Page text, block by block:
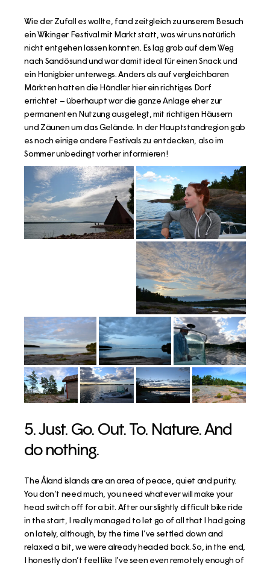
Wie der Zufall es wollte, fand zeitgleich zu unserem Besuch
ein Wikinger Festival mit Markt statt, was wir uns natürlich
nicht entgehen lassen konnten. Es lag grob auf dem Weg
nach Sandösund und war damit ideal für einen Snack und
ein Honigbier unterwegs. Anders als auf vergleichbaren
Märkten hatten die Händler hier ein richtiges Dorf
errichtet – überhaupt war die ganze Anlage eher zur
permanenten Nutzung ausgelegt, mit richtigen Häusern
und Zäunen um das Gelände. In der Hauptstandregion gab
es noch einige andere Festivals zu entdecken, also im
Sommer unbedingt vorher informieren!
5. Just. Go. Out. To. Nature. And
do nothing.
The Åland islands are an area of peace, quiet and purity.
You don’t need much, you need whatever will make your
head switch off for a bit. After our slightly difficult bike ride
in the start, I really managed to let go of all that I had going
on lately, although, by the time I’ve settled down and
relaxed a bit, we were already headed back. So, in the end,
I honestly don’t feel like I’ve seen even remotely enough of